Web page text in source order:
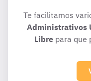
Te facilitamos
Administrativos
Librepara que